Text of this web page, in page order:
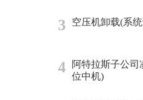
3 空压机卸载(系
4
阿特拉斯子公司
位中机)